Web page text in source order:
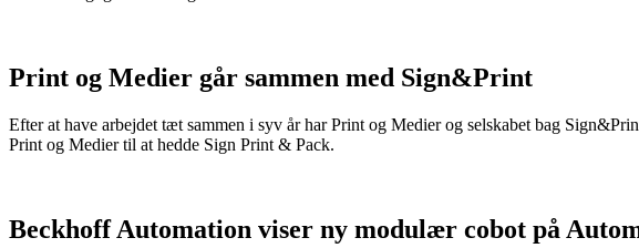
Print og Medier går sammen med Sign&Print
Efter at have arbejdet tæt sammen i syv år har Print og Medier og selskabet bag
Print og Medier til at hedde Sign Print & Pack.
Beckhoff Automation viser ny modulær cobot på